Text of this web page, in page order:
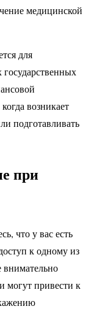
медицинской
для
возникает
подготавливать
при
что у вас есть
к одному из
могут привести к